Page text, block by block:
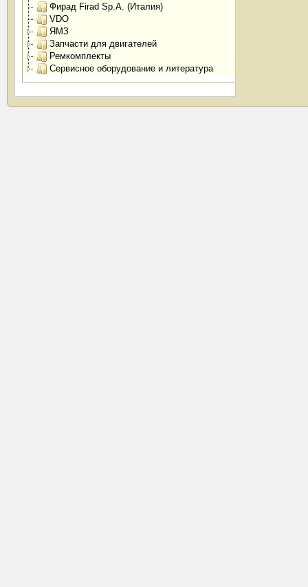
Фирад Firad Sp.A. (Италия)
VDO
ЯМЗ
Запчасти для двигателей
Ремкомплекты
Сервисное оборудование и литература